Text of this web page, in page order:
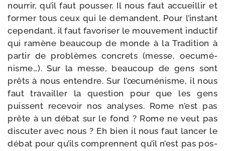
nour­rir, qu’il faut pous­ser. Il nous faut accueillir et
for­mer tous ceux qui le demandent. Pour l’ins­tant
cepen­dant, il faut favo­ri­ser le mou­ve­ment induc­tif
qui ramène beau­coup de monde à la Tradition à
par­tir de pro­blèmes concrets (messe, oecu­mé­
nisme…). Sur la messe, beau­coup de gens sont
prêts à nous entendre. Sur l’œcuménisme, il nous
faut tra­vailler la ques­tion pour que les gens
puissent rece­voir nos ana­lyses. Rome n’est pas
prête à un débat sur le fond ? Rome ne veut pas
dis­cu­ter avec nous ? Eh bien il nous faut lan­cer le
débat pour qu’ils com­prennent qu’il n’est pas pos­